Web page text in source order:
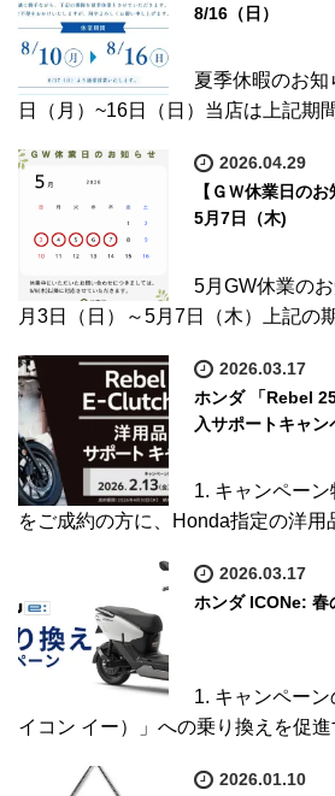
8/16（日）
夏季休暇のお
日（月）~16日（日）当店は上記期
2026.04.29
【ＧＷ休業日の
5月7日（木)
5月GW休業の
月3日（日）～5月7日（木）上記の
2026.03.17
ホンダ 「Rebel
入サポートキャン
1. キャンペー
をご成約の方に、Honda指定の洋
2026.03.17
ホンダ ICONe: 春
1. キャンペー
イコン イー）」への乗り換えを促
2026.01.10